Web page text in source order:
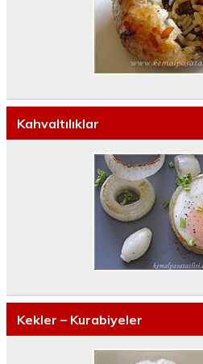
Kahvaltılıklar
Kekler – Kurabiyeler